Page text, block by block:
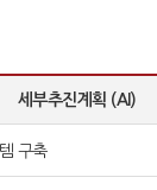
세부추진계획 (AI)
구축